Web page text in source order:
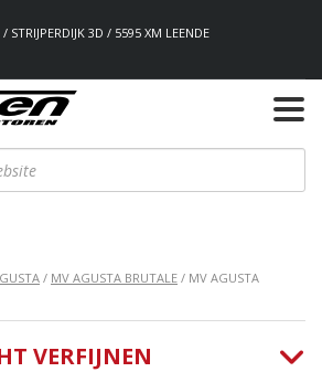
STRIJPERDIJK 3D / 5595 XM LEENDE
/ MV AGUSTA BRUTALE / MV AGUSTA
VERFIJNEN